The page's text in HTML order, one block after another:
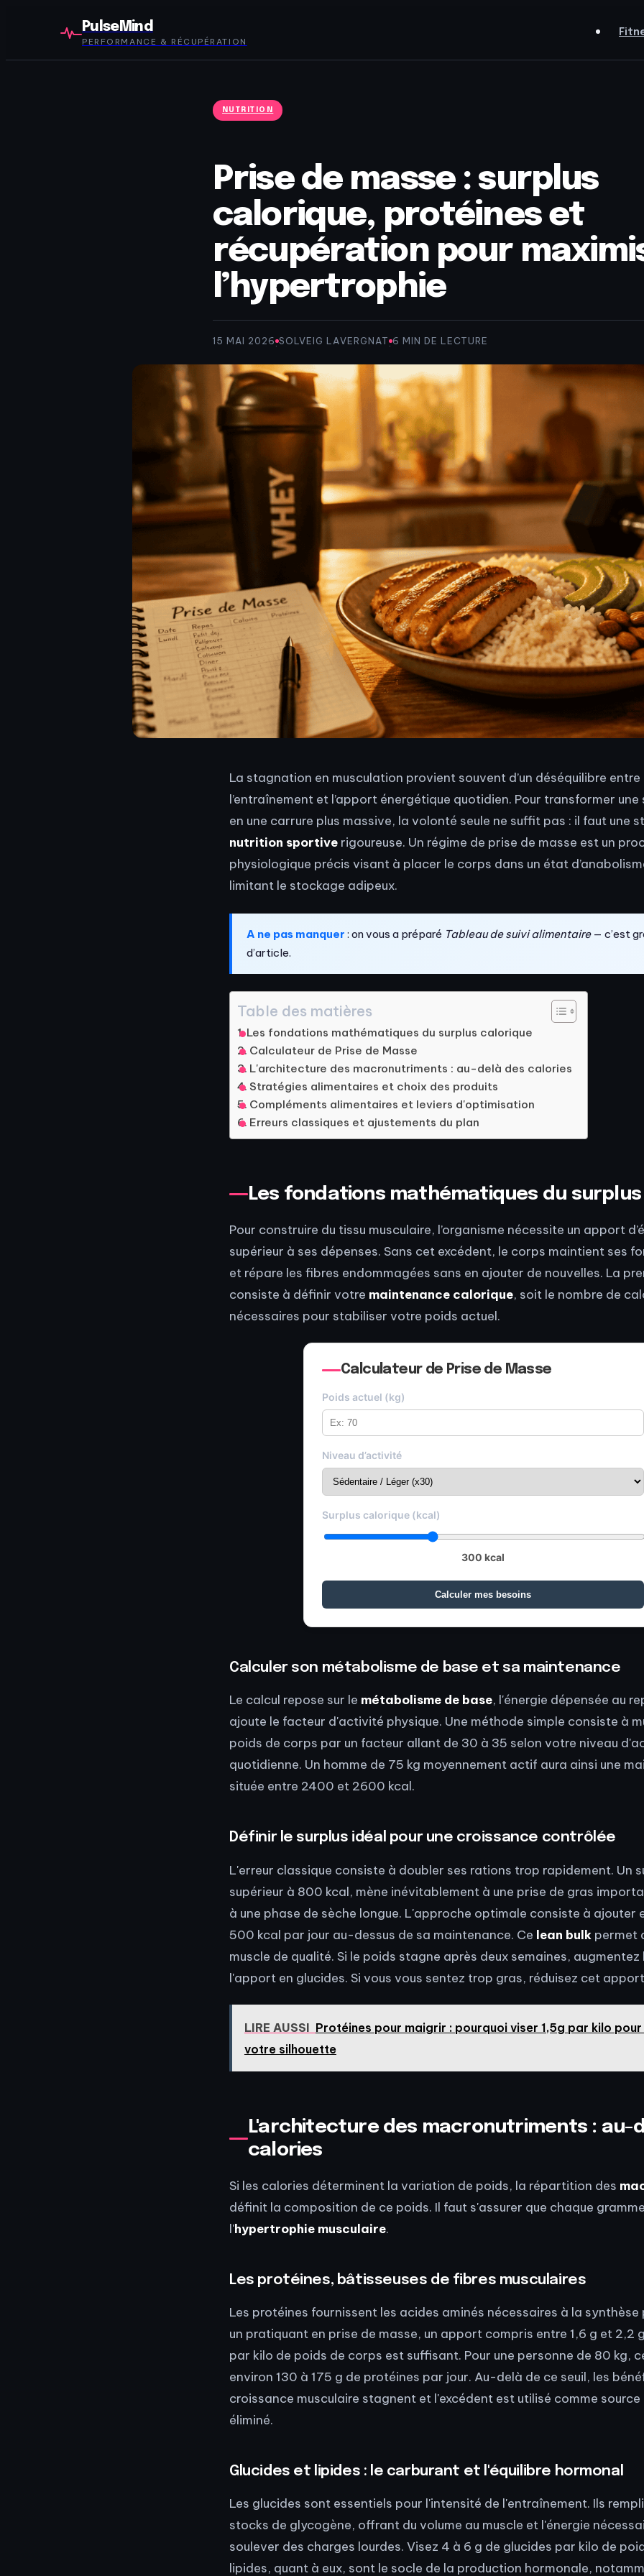
PulseMind
PERFORMANCE & RÉCUPÉRATION
NUTRITION
Prise de masse : surplus
calorique, protéines et
récupération pour
l’hypertrophie
15 MAI 2026·SOLVEIG LAVERGNAT·6 MIN DE LECTURE
La stagnation en musculation provient souvent d’un déséquilibre entre
l’entraînement et l’apport énergétique quotidien. Pour transformer
en une carrure plus massive, la volonté seule ne suffit pas : il faut une
nutrition sportive rigoureuse. Un régime de prise de masse est un
physiologique précis visant à placer le corps dans un état
limitant le stockage adipeux.
A ne pas manquer : on vous a préparé Tableau de suivi alimentaire— c’est
d’article.
Table des matières
Les fondations mathématiques du surplus calorique
Calculateur de Prise de Masse
L'architecture des macronutriments : au-delà des calories
Stratégies alimentaires et choix des produits
Compléments alimentaires et leviers d'optimisation
Erreurs classiques et ajustements du plan
Les fondations mathématiques du
Pour construire du tissu musculaire, l’organisme nécessite un apport
supérieur à ses dépenses. Sans cet excédent, le corps maintient ses
et répare les fibres endommagées sans en ajouter de nouvelles. La
consiste à définir votre maintenance calorique, soit le nombre de
nécessaires pour stabiliser votre poids actuel.
Calculateur de Prise de Masse
Poids actuel (kg)
Niveau d’activité
Surplus calorique (kcal)
300 kcal
Calculer mes besoins
Calculer son métabolisme de base et sa maintenance
Le calcul repose sur le métabolisme de base, l'énergie dépensée au
ajoute le facteur d'activité physique. Une méthode simple consiste à
poids de corps par un facteur allant de 30 à 35 selon votre niveau
quotidienne. Un homme de 75 kg moyennement actif aura ainsi une
située entre 2400 et 2600 kcal.
Définir le surplus idéal pour une croissance contrôlée
L'erreur classique consiste à doubler ses rations trop rapidement. Un
supérieur à 800 kcal, mène inévitablement à une prise de gras
à une phase de sèche longue. L'approche optimale consiste à ajouter
500 kcal par jour au-dessus de sa maintenance. Ce lean bulk permet
muscle de qualité. Si le poids stagne après deux semaines,
l'apport en glucides. Si vous vous sentez trop gras, réduisez cet
LIRE AUSSI Protéines pour maigrir : pourquoi viser 1,5g par kilo
votre silhouette
L'architecture des macronutriments : au-
calories
Si les calories déterminent la variation de poids, la répartition des
définit la composition de ce poids. Il faut s'assurer que chaque
l'hypertrophie musculaire.
Les protéines, bâtisseuses de fibres musculaires
Les protéines fournissent les acides aminés nécessaires à la synthèse
un pratiquant en prise de masse, un apport compris entre 1,6 g et 2,2
par kilo de poids de corps est suffisant. Pour une personne de 80 kg,
environ 130 à 175 g de protéines par jour. Au-delà de ce seuil, les
croissance musculaire stagnent et l'excédent est utilisé comme source
éliminé.
Glucides et lipides : le carburant et l'équilibre hormonal
Les glucides sont essentiels pour l'intensité de l'entraînement. Ils
stocks de glycogène, offrant du volume au muscle et l'énergie
soulever des charges lourdes. Visez 4 à 6 g de glucides par kilo de
lipides, quant à eux, sont le socle de la production hormonale,